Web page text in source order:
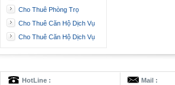
Cho Thuê Phòng Trọ
Cho Thuê Căn Hộ Dịch Vụ
Cho Thuê Căn Hộ Dịch Vụ
HotLine : Mail :